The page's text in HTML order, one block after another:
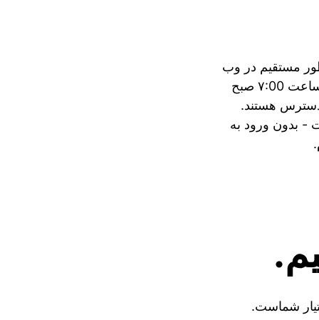
مستقیم در وب
سایت. دوشنبه تا جمعه از ساعت ۷:00 صبح
دسترس هستند.
بدون ورود به
شماست.